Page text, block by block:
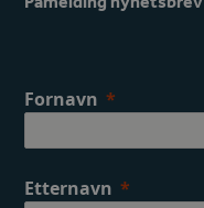
o
r
Fornavn
Etternavn